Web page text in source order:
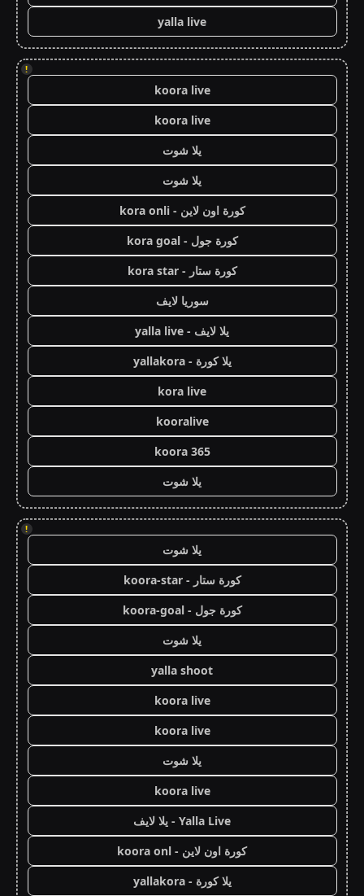
yalla live
!
koora live
koora live
يلا شوت
يلا شوت
كورة اون لاين - kora onli
كورة جول - kora goal
كورة ستار - kora star
سوريا لايف
يلا لايف - yalla live
يلا كورة - yallakora
kora live
kooralive
koora 365
يلا شوت
!
يلا شوت
كورة ستار - koora-star
كورة جول - koora-goal
يلا شوت
yalla shoot
koora live
koora live
يلا شوت
koora live
Yalla Live - يلا لايف
كورة اون لاين - koora onl
يلا كورة - yallakora